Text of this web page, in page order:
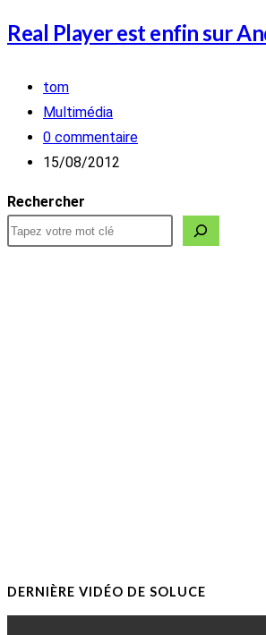
Real Player est enfin sur
Auteur/autrice
de
la
publication :
tom
Post
category:
Multimédia
Commentaires
de
publication :
0 commentaire
Publication
15/08/2012
Rechercher
DERNIÈRE VIDÉO DE SOLUCE